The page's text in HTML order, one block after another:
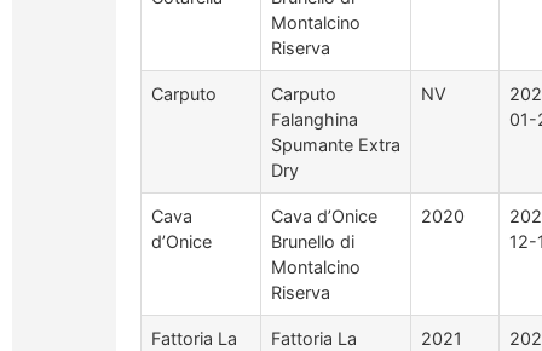
Montalcino
Riserva
Carputo
Carputo
Falanghina
Spumante Extra
Dry
NV
01-
Cava
d’Onice
Cava d’Onice
Brunello di
Montalcino
Riserva
2020
12-
Fattoria La
Fattoria La
2021